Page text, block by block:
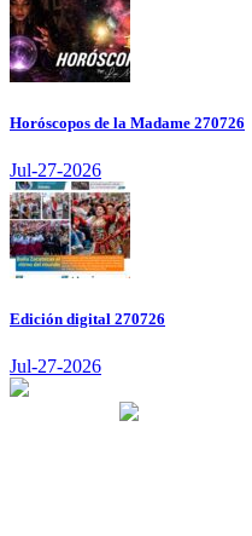
Horóscopos de la Madame 270726
Jul-27-2026
Edición digital 270726
Jul-27-2026